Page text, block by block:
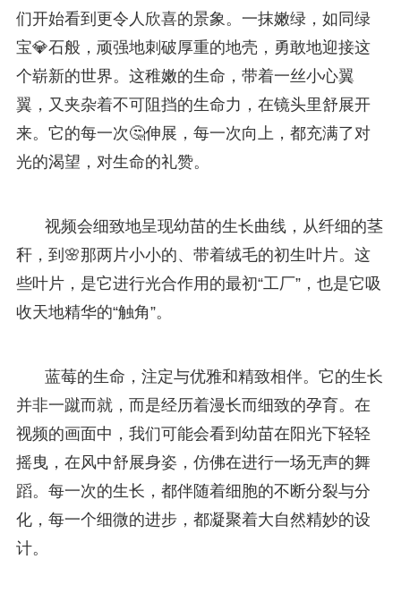
们开始看到更令人欣喜的景象。一抹嫩绿，如同绿
宝💎石般，顽强地刺破厚重的地壳，勇敢地迎接这
个崭新的世界。这稚嫩的生命，带着一丝小心翼
翼，又夹杂着不可阻挡的生命力，在镜头里舒展开
来。它的每一次🤔伸展，每一次向上，都充满了对
光的渴望，对生命的礼赞。
视频会细致地呈现幼苗的生长曲线，从纤细的茎
秆，到🌸那两片小小的、带着绒毛的初生叶片。这
些叶片，是它进行光合作用的最初“工厂”，也是它吸
收天地精华的“触角”。
蓝莓的生命，注定与优雅和精致相伴。它的生长
并非一蹴而就，而是经历着漫长而细致的孕育。在
视频的画面中，我们可能会看到幼苗在阳光下轻轻
摇曳，在风中舒展身姿，仿佛在进行一场无声的舞
蹈。每一次的生长，都伴随着细胞的不断分裂与分
化，每一个细微的进步，都凝聚着大自然精妙的设
计。